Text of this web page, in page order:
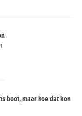
boot, maar hoe dat kon